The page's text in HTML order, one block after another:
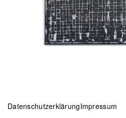
DatenschutzerklärungImpressum